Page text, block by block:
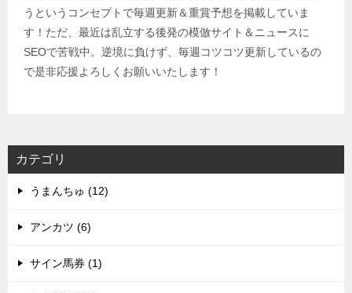
うというコンセプトで毎週更新＆重賞予想を掲載していま
す！ただ、最近は乱立する後発の模倣サイト＆ニュースに
SEOで苦戦中。逆境に負けず、毎週コツコツ更新しているの
で是非応援よろしくお願いいたします！
カテゴリ
うまんちゅ (12)
アンカツ (6)
サイン馬券 (1)